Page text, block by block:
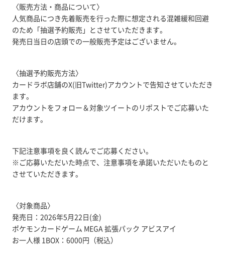
〈販売方法・商品について〉
人気商品につき先着販売を行った際に想定される混雑緩和回避
のため「抽選予約販売」とさせていただきます。
発売日当日の店頭での一般販売予定はございません。
〈抽選予約販売方法〉
カードラボ店舗のX(旧Twitter)アカウントで告知させていただき
ます。
アカウントをフォロー＆対象ツイートのリポストでご応募いた
だけます。
下記注意事項を良く読んでご応募ください。
※ご応募いただいた時点で、注意事項を承諾いただいたものと
させていただきます。
〈対象商品〉
発売日：2026年5月22日(金)
ポケモンカードゲーム MEGA 拡張パック アビスアイ
お一人様 1BOX：6000円（税込）